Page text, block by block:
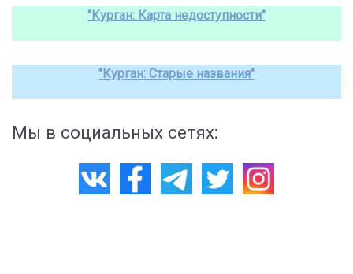
"Курган: Карта недоступности"
"Курган: Старые названия"
Мы в социальных сетях: